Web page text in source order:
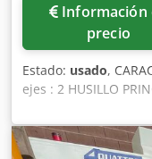
Información de
precio
Estado: usado,
ejes : 2 HUSILLO
Velocidad del
en barra : 45 [mm] -
[mm] - Duración